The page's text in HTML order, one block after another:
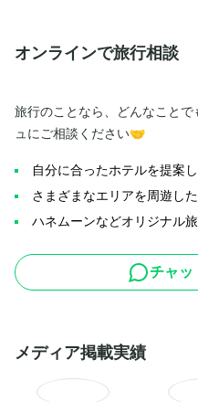
オンラインで旅行相談
旅行のことなら、どんなこと
ュにご相談ください🤝
自分に合ったホテルを提案
さまざまなエリアを周遊し
ハネムーンなどオリジナル
チャッ
メディア掲載実績